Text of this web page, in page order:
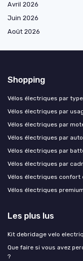
Avril 2026
Juin 2026
Août 2026
Shopping
Vélos électriques par type
Vélos électriques par
Vélos électriques par
Vélos électriques par
Vélos électriques par
Vélos électriques par
Vélos électriques confort
Vélos électriques
Les plus lus
Kit debridage velo
Que faire si vous avez
?